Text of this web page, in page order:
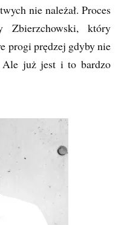
nie należał. Proces
Zbierzchowski, który
progi prędzej gdyby nie
Ale już jest i to bardzo